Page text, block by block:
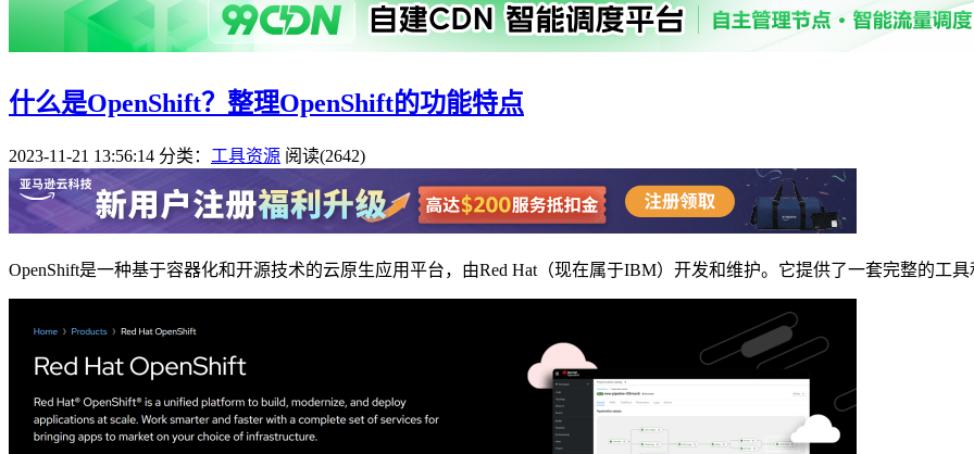
什么是OpenShift？整理OpenShift的功能特点
2023-11-21 13:56:14 分类： 工具资源 阅读(2642)
OpenShift是一种基于容器化和开源技术的云原生应用平台，由Red Hat（现在属于IBM）开发和维护。它提供了一套完整的工